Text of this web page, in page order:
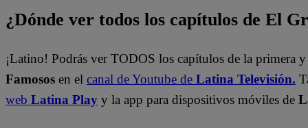
¿Dónde ver todos los capítulos de El
¡Latino! Podrás ver TODOS los capítulos de la primera
Famosos en el canal de Youtube de Latina Televisión.
web Latina Play y la app para dispositivos móviles de